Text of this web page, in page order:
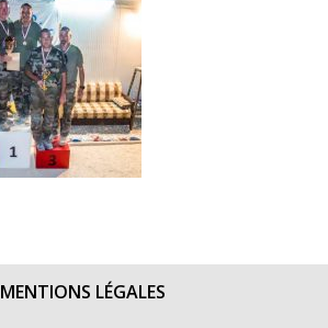
MENTIONS LÉGALES